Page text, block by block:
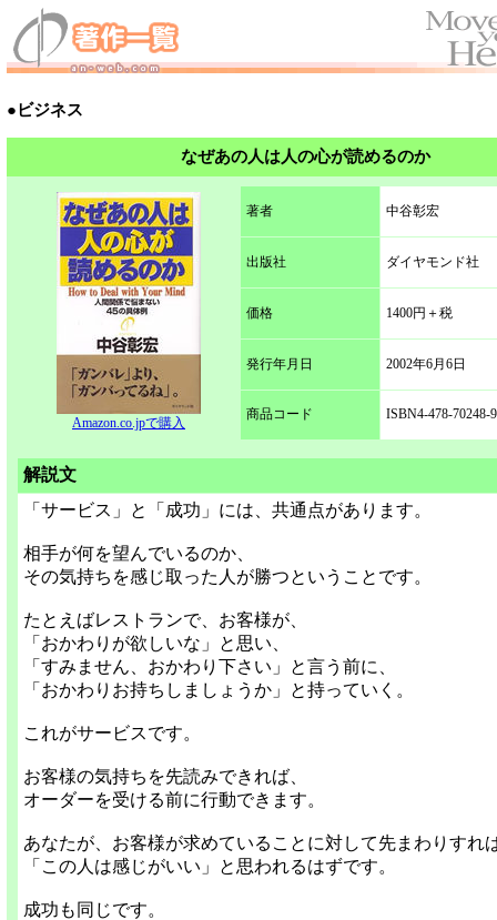
●ビジネス
なぜあの人は人の心が読めるのか
Amazon.co.jpで購入
著者 中谷彰宏
出版社 ダイヤモンド社
価格 1400円＋税
発行年月日 2002年6月6日
商品コード ISBN4-478-70248-9
解説文
「サービス」と「成功」には、共通点があります。
相手が何を望んでいるのか、
その気持ちを感じ取った人が勝つということです。
たとえばレストランで、お客様が、
「おかわりが欲しいな」と思い、
「すみません、おかわり下さい」と言う前に、
「おかわりお持ちしましょうか」と持っていく。
これがサービスです。
お客様の気持ちを先読みできれば、
オーダーを受ける前に行動できます。
あなたが、お客様が求めていることに対して先まわりすれ
「この人は感じがいい」と思われるはずです。
成功も同じです。